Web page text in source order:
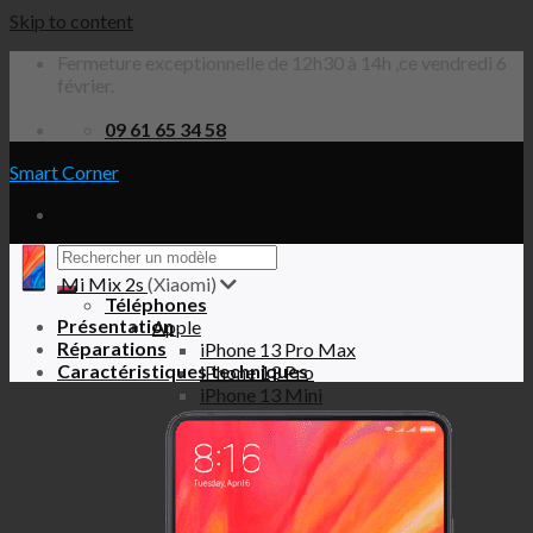
Skip to content
09 61 65 34 58
Smart Corner
Téléphones
Apple
iPhone 13 Pro Max
iPhone 13 Pro
iPhone 13 Mini
iPhone 13
iPhone 12 Pro Max
iPhone 12 Pro
iPhone 12 Mini
iPhone 12
Mi Mix 2s (Xiaomi)
Présentation
Réparations
Caractéristiques techniques